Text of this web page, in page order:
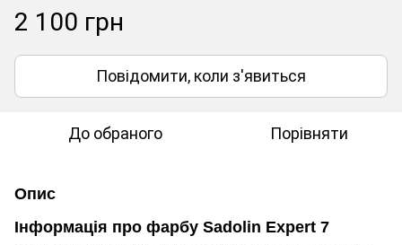
2 100 грн
Повідомити, коли з'явиться
До обраного Порівняти
Опис
Інформація про фарбу Sadolin Expert 7